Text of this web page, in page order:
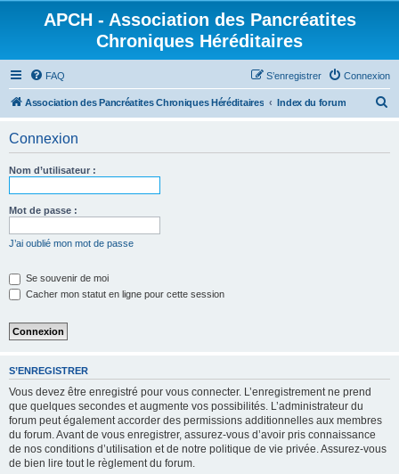
APCH - Association des Pancréatites
Chroniques Héréditaires
FAQ Connexion
S’enregistrer
Association des Pancréatites Chroniques Héréditaires Index du forum
Connexion
Nom d’utilisateur :
Mot de passe :
J’ai oublié mon mot de passe
Se souvenir de moi
Cacher mon statut en ligne pour cette session
S’ENREGISTRER
Vous devez être enregistré pour vous connecter. L’enregistrement ne prend
que quelques secondes et augmente vos possibilités. L’administrateur du
forum peut également accorder des permissions additionnelles aux membres
du forum. Avant de vous enregistrer, assurez-vous d’avoir pris connaissance
de nos conditions d’utilisation et de notre politique de vie privée. Assurez-vous
de bien lire tout le règlement du forum.